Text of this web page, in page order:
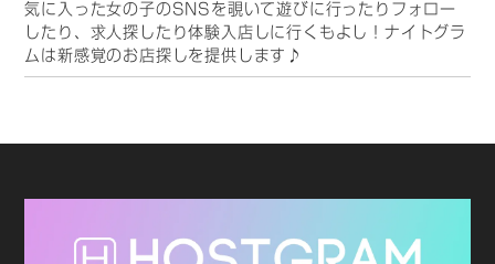
気に入った女の子のSNSを覗いて遊びに行ったりフォロー
したり、求人探したり体験入店しに行くもよし！ナイトグラ
ムは新感覚のお店探しを提供します♪